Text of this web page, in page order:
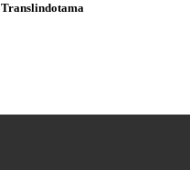
Translindotama